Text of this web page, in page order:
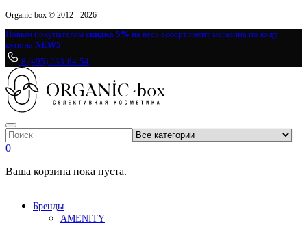
Organic-box © 2012 - 2026
Новым покупателям скидка 5% на весь ассортимент магазина по коду
купона NEW5
8 (495) 233-64-54
0
Ваша корзина пока пуста.
Бренды
AMENITY